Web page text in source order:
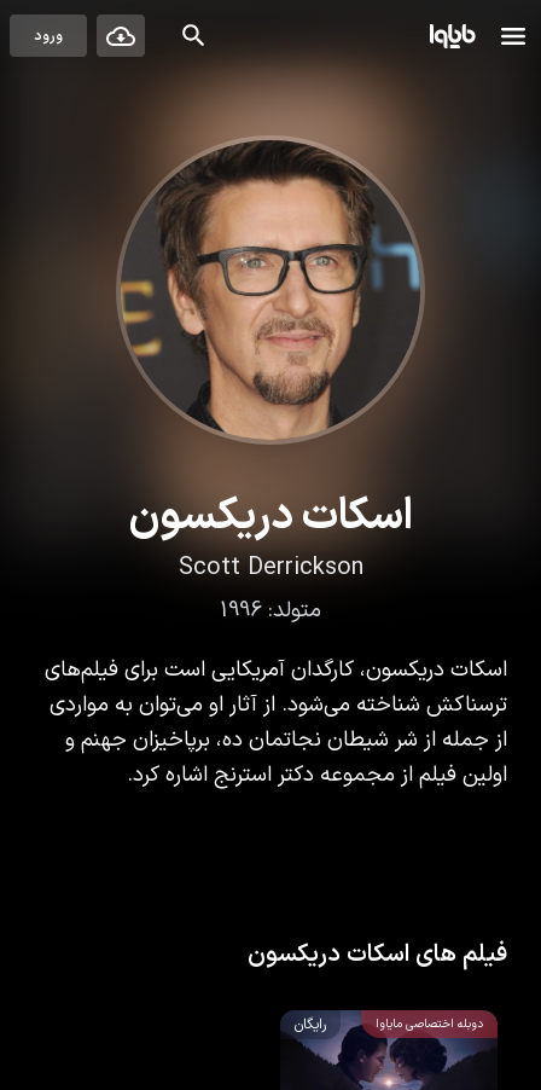
ورود
اسکات دریکسون
Scott Derrickson
متولد: 1996
اسکات دریکسون، کارگدان آمریکایی است برای فیلم‌های
ترسناکش شناخته می‌شود. از آثار او می‌توان به مواردی
از جمله از شر شیطان نجاتمان ده، برپاخیزان جهنم و
اولین فیلم از مجموعه دکتر استرنج اشاره کرد.
فیلم های اسکات دریکسون
دوبله اختصاصی مایاوا رایگان